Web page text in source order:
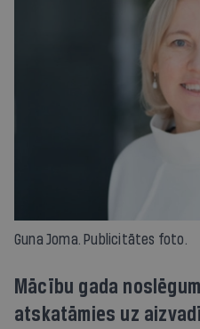
Guna Joma. Publicitātes foto.
Mācību gada
atskatāmies uz